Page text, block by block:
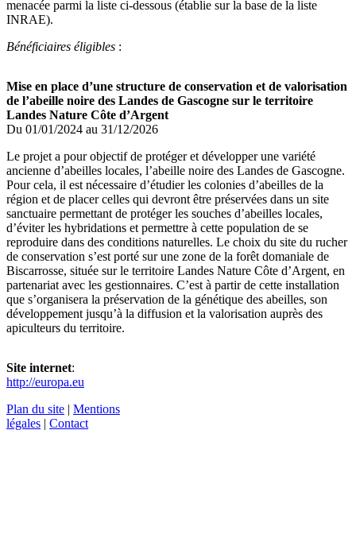
menacée parmi la liste ci-dessous (établie sur la base de la liste
INRAE).
Bénéficiaires éligibles :
Mise en place d’une structure de conservation et de valorisation
de l’abeille noire des Landes de Gascogne sur le territoire
Landes Nature Côte d’Argent
Du 01/01/2024 au 31/12/2026
Le projet a pour objectif de protéger et développer une variété
ancienne d’abeilles locales, l’abeille noire des Landes de Gascogne.
Pour cela, il est nécessaire d’étudier les colonies d’abeilles de la
région et de placer celles qui devront être préservées dans un site
sanctuaire permettant de protéger les souches d’abeilles locales,
d’éviter les hybridations et permettre à cette population de se
reproduire dans des conditions naturelles. Le choix du site du rucher
de conservation s’est porté sur une zone de la forêt domaniale de
Biscarrosse, située sur le territoire Landes Nature Côte d’Argent, en
partenariat avec les gestionnaires. C’est à partir de cette installation
que s’organisera la préservation de la génétique des abeilles, son
développement jusqu’à la diffusion et la valorisation auprès des
apiculteurs du territoire.
Site internet:
http://europa.eu
Plan du site | Mentions
légales | Contact